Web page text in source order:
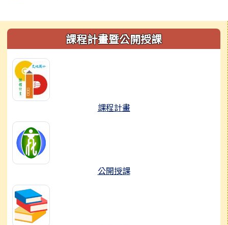
左邊區域內容課程計畫暨公開授課
課程計畫
公開授課